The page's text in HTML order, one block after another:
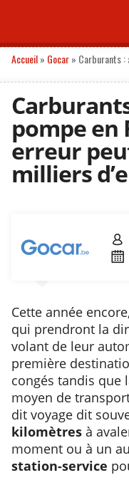
Accueil» Gocar» Carburants :
pompe en
erreur
milliers


Cette année
qui prendront la
volant de leur
première
congés tandis que
moyen de
dit voyage dit
kilomètres à
moment ou à un
station-service